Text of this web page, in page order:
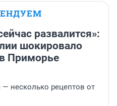
развалится»:
шокировало
Приморье
— несколько рецептов от